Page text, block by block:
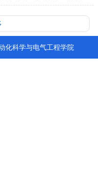
化科学与电气工程学院